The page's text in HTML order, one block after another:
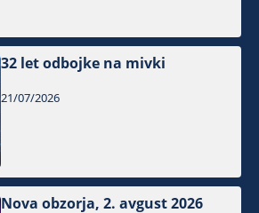
32 let odbojke na mivki
21/07/2026
Nova obzorja, 2. avgust 2026